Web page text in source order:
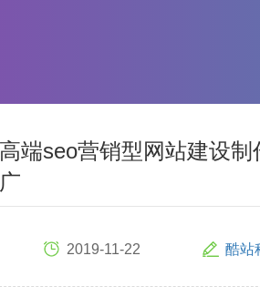
端seo营销型网站建设
2019-11-22 酷站